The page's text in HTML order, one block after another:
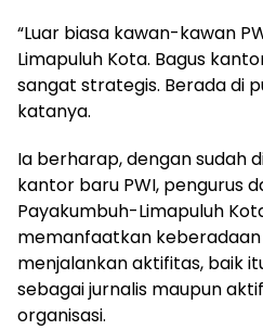
“Luar biasa kawan-kawan
Limapuluh Kota. Bagus
sangat strategis. Berada di
katanya.
Ia berharap, dengan sudah
kantor baru PWI, pengurus
Payakumbuh-Limapuluh
memanfaatkan
menjalankan aktifitas, baik
sebagai jurnalis maupun
organisasi.